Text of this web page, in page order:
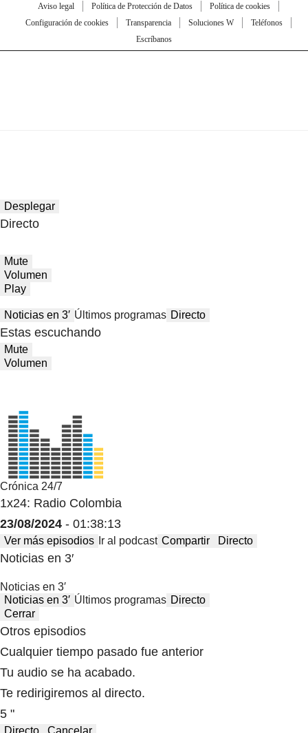
Aviso legal Política de Protección de Datos
Política de cookies
Configuración de cookies
Transparencia Soluciones W
Teléfonos
Escríbanos
Desplegar
Directo
Mute
Volumen
Play
Noticias en 3′ Últimos programas Directo
Estas escuchando
Mute
Volumen
Crónica 24/7
1x24: Radio Colombia
23/08/2024 - 01:38:13
Ver más episodios Ir al podcast Compartir Directo
Noticias en 3′
Noticias en 3′
Noticias en 3′ Últimos programas Directo
Cerrar
Otros episodios
Cualquier tiempo pasado fue anterior
Tu audio se ha acabado.
Te redirigiremos al directo.
5 "
Directo Cancelar